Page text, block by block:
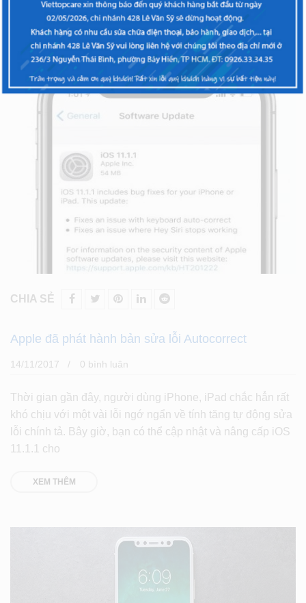
XEM THÊM
CHIA SẺ
Apple đã phát hành bản sửa lỗi Autocorrect
14/11/2017 0 bình luân
Thời gian gần đây, người dùng iPhone, iPad chắc hẳn rất
khó chịu với một vài lỗi ngớ ngẩn về tính tăng tự động sửa
lỗi chính tả. Bây giờ, bạn có thể cập nhật và nâng cấp iOS
11.1.1 cho
XEM THÊM